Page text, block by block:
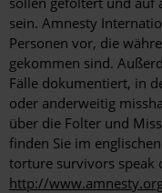
sein. Amnesty
Personen vor, die
gekommen sind.
Fälle dokumentiert, in
oder anderweitig
über die Folter und
finden Sie im
torture survivors speak
http://